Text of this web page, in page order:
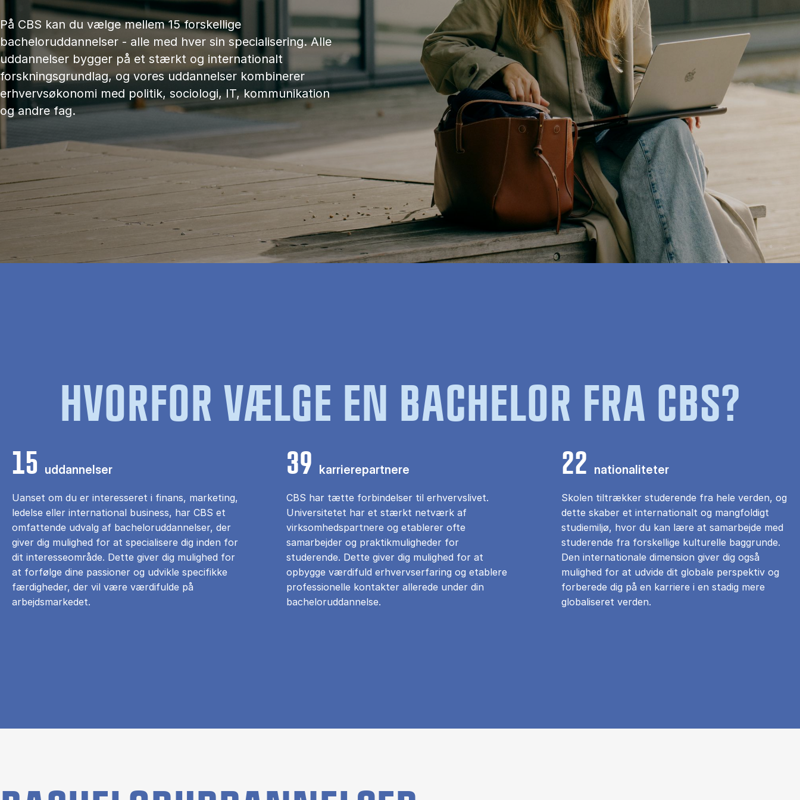
På CBS kan du vælge mellem 15 forskellige
bacheloruddannelser - alle med hver sin specialisering. Alle
uddannelser bygger på et stærkt og internationalt
forskningsgrundlag, og vores uddannelser kombinerer
erhvervsøkonomi med politik, sociologi, IT, kommunikation
og andre fag.
HVORFOR VÆLGE EN BACHELOR FRA CBS?
15 uddannelser
Uanset om du er interesseret i finans, marketing,
ledelse eller international business, har CBS et
omfattende udvalg af bacheloruddannelser, der
giver dig mulighed for at specialisere dig inden for
dit interesseområde. Dette giver dig mulighed for
at forfølge dine passioner og udvikle specifikke
færdigheder, der vil være værdifulde på
arbejdsmarkedet.
39 karrierepartnere
CBS har tætte forbindelser til erhvervslivet.
Universitetet har et stærkt netværk af
virksomhedspartnere og etablerer ofte
samarbejder og praktikmuligheder for
studerende. Dette giver dig mulighed for at
opbygge værdifuld erhvervserfaring og etablere
professionelle kontakter allerede under din
bacheloruddannelse.
22 nationaliteter
Skolen tiltrækker studerende fra hele verden, og
dette skaber et internationalt og mangfoldigt
studiemiljø, hvor du kan lære at samarbejde med
studerende fra forskellige kulturelle baggrunde.
Den internationale dimension giver dig også
mulighed for at udvide dit globale perspektiv og
forberede dig på en karriere i en stadig mere
globaliseret verden.